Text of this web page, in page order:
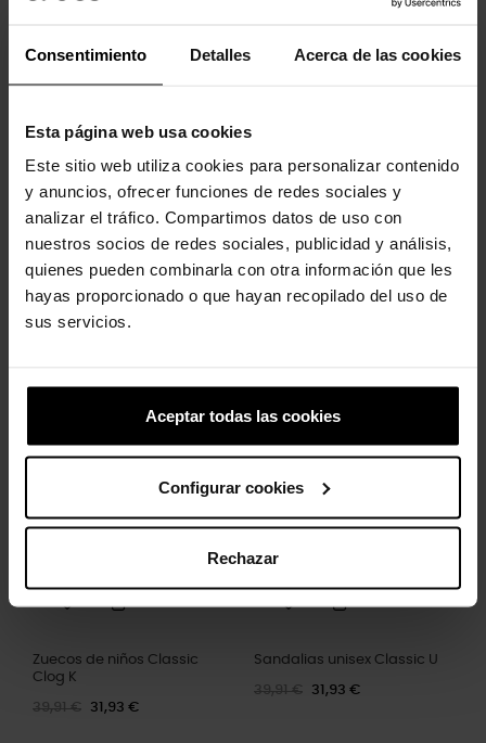
Consentimiento Detalles Acerca de las cookies
Esta página web usa cookies
Este sitio web utiliza cookies para personalizar contenido
y anuncios, ofrecer funciones de redes sociales y
analizar el tráfico. Compartimos datos de uso con
nuestros socios de redes sociales, publicidad y análisis,
quienes pueden combinarla con otra información que les
hayas proporcionado o que hayan recopilado del uso de
sus servicios.
Aceptar todas las cookies
Configurar cookies
Rechazar
-20%
Zuecos de niños Classic
Clog K
39,91 € 31,93 €
-20%
Sandalias unisex Classic U
39,91 € 31,93 €